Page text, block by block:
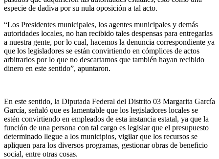
especie de dadiva por su nula oposición a tal acto.
“Los Presidentes municipales, los agentes municipales y demás
autoridades locales, no han recibido tales despensas para entregarlas
a nuestra gente, por lo cual, hacemos la denuncia correspondiente ya
que los legisladores se están convirtiendo en cómplices de actos
arbitrarios por lo que no descartamos que también hayan recibido
dinero en este sentido”, apuntaron.
En este sentido, la Diputada Federal del Distrito 03 Margarita García
García, señaló que es lamentable que los legisladores locales se
estén convirtiendo en empleados de esta instancia estatal, ya que la
función de una persona con tal cargo es legislar que el presupuesto
determinado llegue a los municipios, vigilar que los recursos se
apliquen para los diversos programas, gestionar obras de beneficio
social, entre otras cosas.